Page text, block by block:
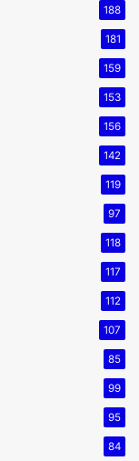
188
181
159
153
156
142
119
97
118
117
112
107
85
99
95
84